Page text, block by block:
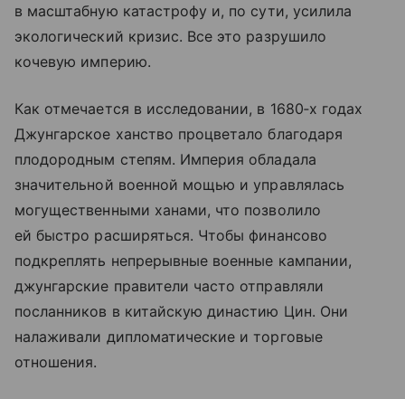
в масштабную катастрофу и, по сути, усилила
экологический кризис. Все это разрушило
кочевую империю.
Как отмечается в исследовании, в 1680‑х годах
Джунгарское ханство процветало благодаря
плодородным степям. Империя обладала
значительной военной мощью и управлялась
могущественными ханами, что позволило
ей быстро расширяться. Чтобы финансово
подкреплять непрерывные военные кампании,
джунгарские правители часто отправляли
посланников в китайскую династию Цин. Они
налаживали дипломатические и торговые
отношения.